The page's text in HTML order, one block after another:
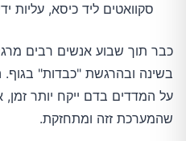
סקוואטים ליד כיסא, עליות
כבר תוך שבוע אנשים רבים
בשינה ובהרגשת "כבדות"
על המדדים בדם ייקח יותר
שהמערכת זזה ומתחזקת.